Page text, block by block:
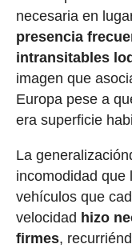
necesaria en
presencia
intransitables
imagen que
Europa pese a
era superficie
La
incomodidad que
vehículos que
velocidad hizo
firmes,